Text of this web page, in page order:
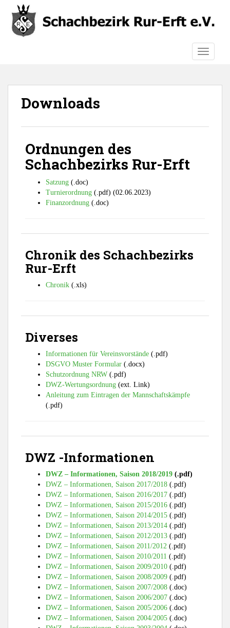
Downloads
Ordnungen des
Schachbezirks Rur-Erft
Satzung (.doc)
Turnierordnung (.pdf) (02.06.2023)
Finanzordnung (.doc)
Chronik des Schachbezirks
Rur-Erft
Chronik (.xls)
Diverses
Informationen für Vereinsvorstände (.pdf)
DSGVO Muster Formular (.docx)
Schutzordnung NRW (.pdf)
DWZ-Wertungsordnung (ext. Link)
Anleitung zum Eintragen der Mannschaftskämpfe
(.pdf)
DWZ -Informationen
DWZ – Informationen, Saison 2018/2019 (.pdf)
DWZ – Informationen, Saison 2017/2018 (.pdf)
DWZ – Informationen, Saison 2016/2017 (.pdf)
DWZ – Informationen, Saison 2015/2016 (.pdf)
DWZ – Informationen, Saison 2014/2015 (.pdf)
DWZ – Informationen, Saison 2013/2014 (.pdf)
DWZ – Informationen, Saison 2012/2013 (.pdf)
DWZ – Informationen, Saison 2011/2012 (.pdf)
DWZ – Informationen, Saison 2010/2011 (.pdf)
DWZ – Informationen, Saison 2009/2010 (.pdf)
DWZ – Informationen, Saison 2008/2009 (.pdf)
DWZ – Informationen, Saison 2007/2008 (.doc)
DWZ – Informationen, Saison 2006/2007 (.doc)
DWZ – Informationen, Saison 2005/2006 (.doc)
DWZ – Informationen, Saison 2004/2005 (.doc)